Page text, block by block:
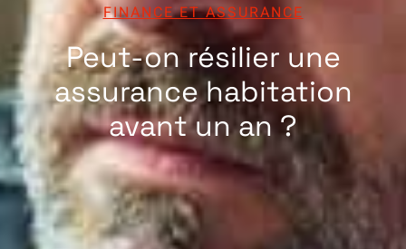
FINANCE ET ASSURANCE
Peut-on résilier une
assurance habitation
avant un an ?